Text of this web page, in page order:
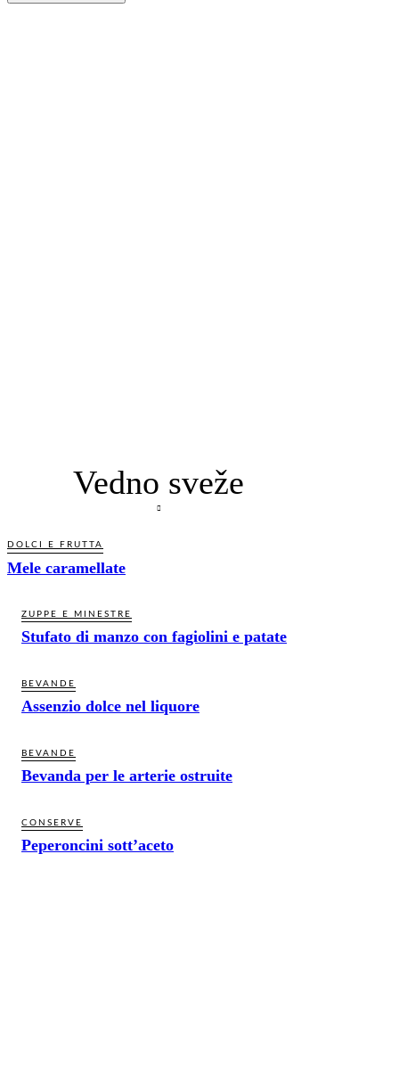
Vedno sveže
DOLCI E FRUTTA
Mele caramellate
ZUPPE E MINESTRE
Stufato di manzo con fagiolini e patate
BEVANDE
Assenzio dolce nel liquore
BEVANDE
Bevanda per le arterie ostruite
CONSERVE
Peperoncini sott’aceto